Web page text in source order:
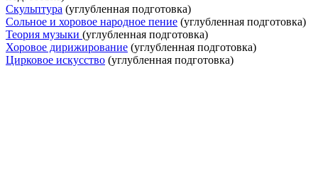
Скульптура (углубленная подготовка)
Сольное и хоровое народное пение (углубленная подготовка)
Теория музыки (углубленная подготовка)
Хоровое дирижирование (углубленная подготовка)
Цирковое искусство (углубленная подготовка)